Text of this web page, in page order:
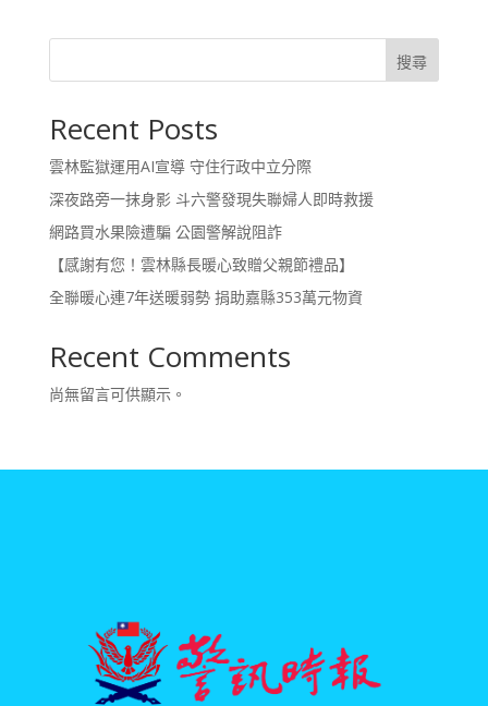
搜尋
Recent Posts
雲林監獄運用AI宣導 守住行政中立分際
深夜路旁一抹身影 斗六警發現失聯婦人即時救援
網路買水果險遭騙 公園警解說阻詐
【感謝有您！雲林縣長暖心致贈父親節禮品】
全聯暖心連7年送暖弱勢 捐助嘉縣353萬元物資
Recent Comments
尚無留言可供顯示。